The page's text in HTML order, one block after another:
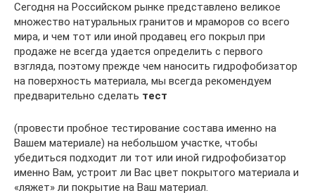
Сегодня на Российском рынке представлено великое
множество натуральных гранитов и мраморов со всего
мира, и чем тот или иной продавец его покрыл при
продаже не всегда удается определить с первого
взгляда, поэтому прежде чем наносить гидрофобизатор
на поверхность материала, мы всегда рекомендуем
предварительно сделать тест
(провести пробное тестирование состава именно на
Вашем материале) на небольшом участке, чтобы
убедиться подходит ли тот или иной гидрофобизатор
именно Вам, устроит ли Вас цвет покрытого материала и
«ляжет» ли покрытие на Ваш материал.